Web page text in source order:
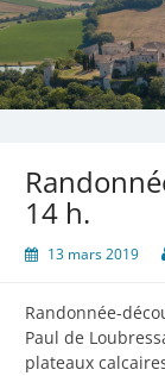
14 h.
13 mars 2019
Randonnée-
Paul de
plateaux